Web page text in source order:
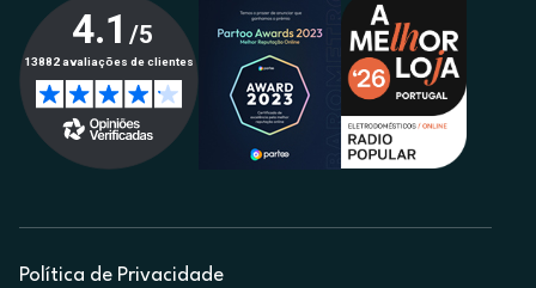
Política de Privacidade